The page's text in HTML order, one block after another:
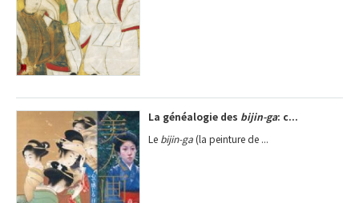
La généalogie des bijin-ga: c...
Le bijin-ga (la peinture de ...